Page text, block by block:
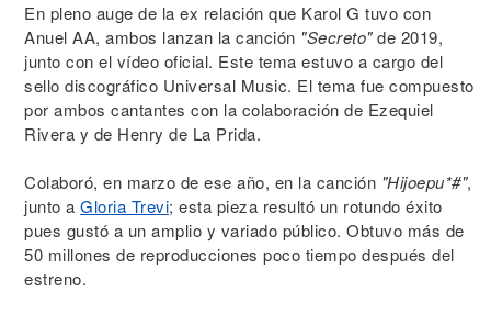
En pleno auge de la ex relación que Karol G tuvo con
Anuel AA, ambos lanzan la canción "Secreto"de 2019,
junto con el vídeo oficial. Este tema estuvo a cargo del
sello discográfico Universal Music. El tema fue compuesto
por ambos cantantes con la colaboración de Ezequiel
Rivera y de Henry de La Prida.
Colaboró, en marzo de ese año, en la canción "Hijoepu*#",
junto a Gloria Trevi; esta pieza resultó un rotundo éxito
pues gustó a un amplio y variado público. Obtuvo más de
50 millones de reproducciones poco tiempo después del
estreno.